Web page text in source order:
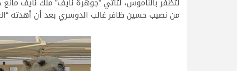
من نصيب حسين ظافر غالب الدوسري بعد أن أهدته “العليا”